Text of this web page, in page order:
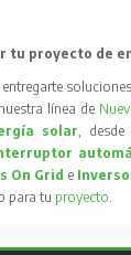
tu proyecto de
entregarte
línea de
solar, desde
On Grid e
para tu proyecto.